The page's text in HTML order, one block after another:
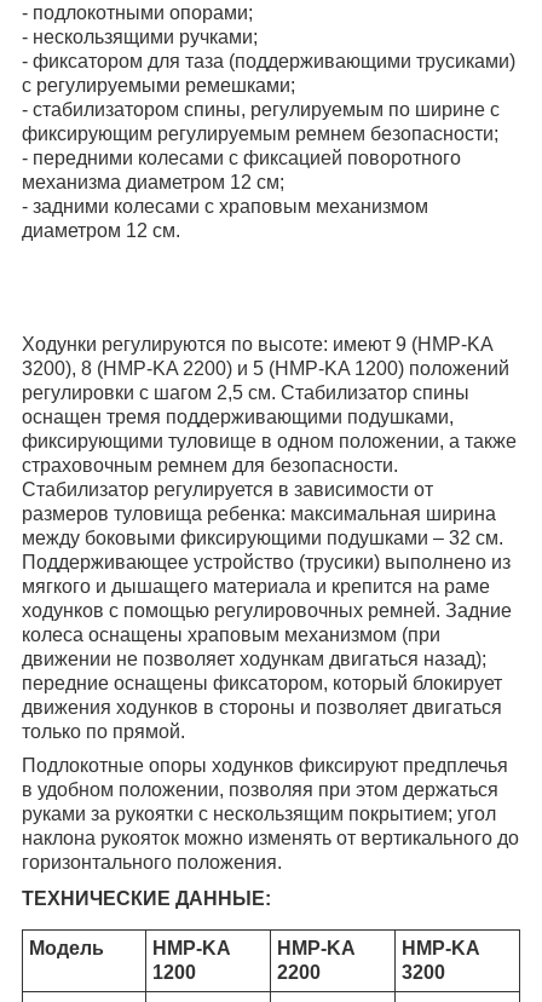
- подлокотными опорами;
- нескользящими ручками;
- фиксатором для таза (поддерживающими трусиками)
с регулируемыми ремешками;
- стабилизатором спины, регулируемым по ширине с
фиксирующим регулируемым ремнем безопасности;
- передними колесами с фиксацией поворотного
механизма диаметром 12 см;
- задними колесами с храповым механизмом
диаметром 12 см.
Ходунки регулируются по высоте: имеют 9 (HMP-KA
3200), 8 (HMP-KA 2200) и 5 (HMP-KA 1200) положений
регулировки с шагом 2,5 см. Стабилизатор спины
оснащен тремя поддерживающими подушками,
фиксирующими туловище в одном положении, а также
страховочным ремнем для безопасности.
Стабилизатор регулируется в зависимости от
размеров туловища ребенка: максимальная ширина
между боковыми фиксирующими подушками – 32 см.
Поддерживающее устройство (трусики) выполнено из
мягкого и дышащего материала и крепится на раме
ходунков с помощью регулировочных ремней. Задние
колеса оснащены храповым механизмом (при
движении не позволяет ходункам двигаться назад);
передние оснащены фиксатором, который блокирует
движения ходунков в стороны и позволяет двигаться
только по прямой.
Подлокотные опоры ходунков фиксируют предплечья
в удобном положении, позволяя при этом держаться
руками за рукоятки с нескользящим покрытием; угол
наклона рукояток можно изменять от вертикального до
горизонтального положения.
ТЕХНИЧЕСКИЕ ДАННЫЕ:
Модель
HMP-KA
1200
HMP-KA
2200
HMP-KA
3200